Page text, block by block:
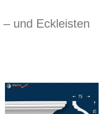
und Eckleisten